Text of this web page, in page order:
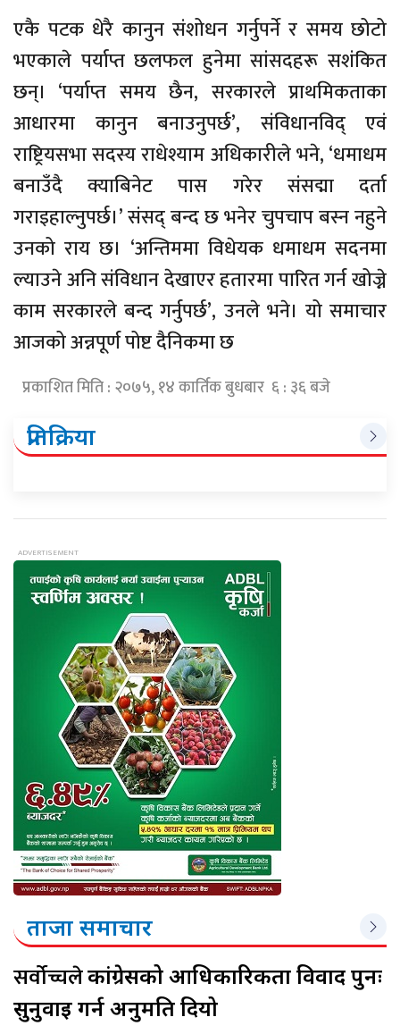
एकै पटक धेरै कानुन संशोधन गर्नुपर्ने र समय छोटो
भएकाले पर्याप्त छलफल हुनेमा सांसदहरू सशंकित
छन्। ‘पर्याप्त समय छैन, सरकारले प्राथमिकताका
आधारमा कानुन बनाउनुपर्छ’, संविधानविद् एवं
राष्ट्रियसभा सदस्य राधेश्याम अधिकारीले भने, ‘धमाधम
बनाउँदै क्याबिनेट पास गरेर संसद्मा दर्ता
गराइहाल्नुपर्छ।’ संसद् बन्द छ भनेर चुपचाप बस्न नहुने
उनको राय छ। ‘अन्तिममा विधेयक धमाधम सदनमा
ल्याउने अनि संविधान देखाएर हतारमा पारित गर्न खोज्ने
काम सरकारले बन्द गर्नुपर्छ’, उनले भने। यो समाचार
आजको अन्नपूर्ण पोष्ट दैनिकमा छ
प्रकाशित मिति : २०७५, १४ कार्तिक बुधबार ६ : ३६ बजे
प्रतिक्रिया
ताजा समाचार
सर्वोच्चलेकांग्रेसको आधिकारिकता विवाद पुनः
सुनुवाइ गर्न अनुमति दियो